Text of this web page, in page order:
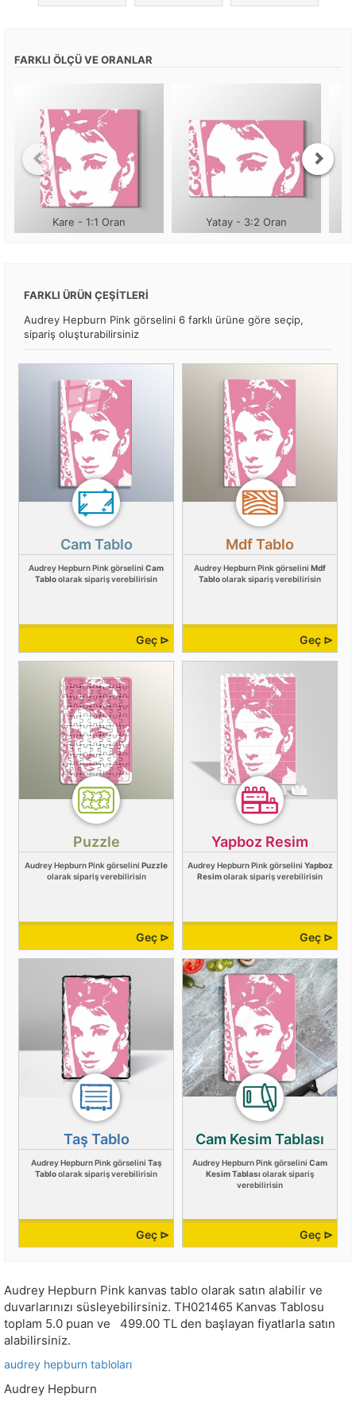
FARKLI ÖLÇÜ VE ORANLAR
Kare - 1:1 Oran Yatay - 3:2 Oran
FARKLI ÜRÜN ÇEŞİTLERİ
Audrey Hepburn Pink görselini 6 farklı ürüne göre seçip,
sipariş oluşturabilirsiniz
Cam Tablo
Audrey Hepburn Pink görselini Cam
Tabloolarak sipariş verebilirisin
Geç ⊳
Mdf Tablo
Audrey Hepburn Pink görselini Mdf
Tabloolarak sipariş verebilirisin
Geç ⊳
Puzzle
Audrey Hepburn Pink görselini Puzzle
olarak sipariş verebilirisin
Geç ⊳
Yapboz Resim
Audrey Hepburn Pink görselini Yapboz
Resimolarak sipariş verebilirisin
Geç ⊳
Taş Tablo
Audrey Hepburn Pink görselini Taş
Tabloolarak sipariş verebilirisin
Geç ⊳
Cam Kesim Tablası
Audrey Hepburn Pink görselini Cam
Kesim Tablası olarak sipariş
verebilirisin
Geç ⊳
Audrey Hepburn Pink kanvas tablo olarak satın alabilir ve
duvarlarınızı süsleyebilirsiniz. TH021465 Kanvas Tablosu
toplam 5.0 puan ve 499.00 TL den başlayan fiyatlarla satın
alabilirsiniz.
audrey hepburn tabloları
Audrey Hepburn